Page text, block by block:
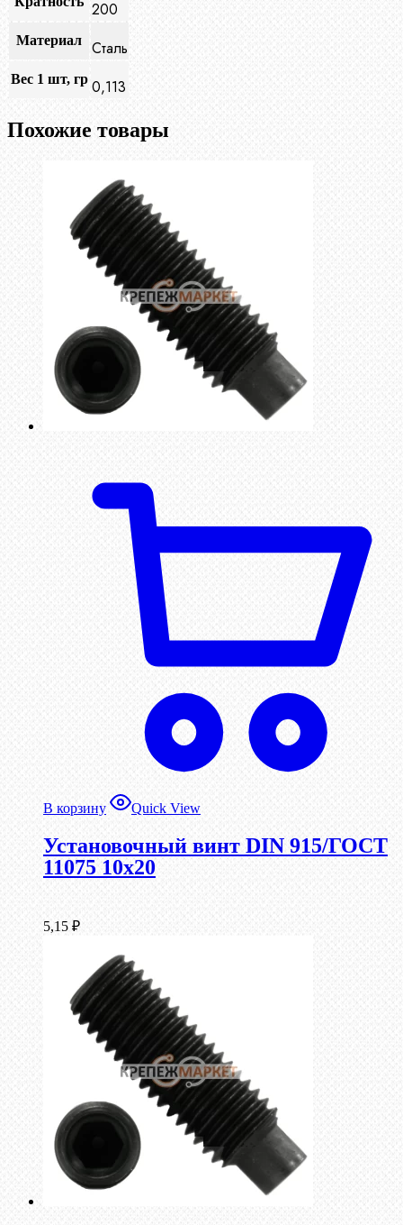
200
Материал Сталь
Вес 1 шт, гр 0,113
Похожие товары
В корзину Quick View
Установочный винт DIN 915/ГОСТ
11075 10х20
5,15 ₽